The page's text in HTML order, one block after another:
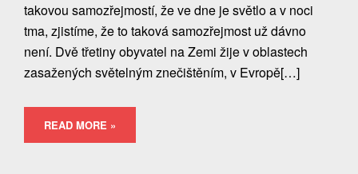
takovou samozřejmostí, že ve dne je světlo a v noci
tma, zjistíme, že to taková samozřejmost už dávno
není. Dvě třetiny obyvatel na Zemi žije v oblastech
zasažených světelným znečištěním, v Evropě[…]
READ MORE »